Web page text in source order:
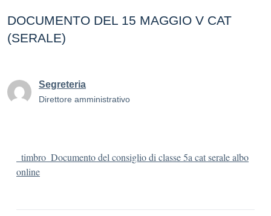
DOCUMENTO DEL 15 MAGGIO V CAT
(SERALE)
Segreteria
Direttore amministrativo
_timbro_Documento del consiglio di classe 5a cat serale albo
online